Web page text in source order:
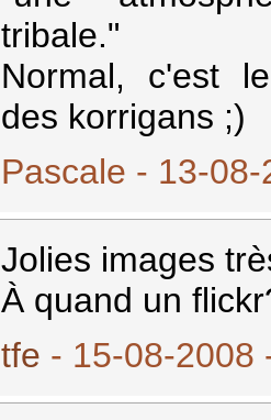
tribale."
Normal, c'est
des korrigans ;)
Pascale - 13-
Jolies images
À quand un
tfe - 15-08-2008